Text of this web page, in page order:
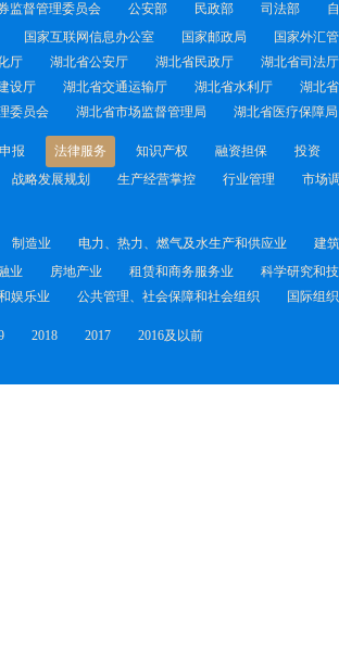
监督管理委员会 公安部 民政部 司法部
国家互联网信息办公室 国家邮政局 国家外汇
厅 湖北省公安厅 湖北省民政厅 湖北省司法厅
设厅 湖北省交通运输厅 湖北省水利厅 湖北
委员会 湖北省市场监督管理局 湖北省医疗保障局
报 法律服务 知识产权 融资担保 投资
战略发展规划 生产经营掌控 行业管理 市场
制造业 电力、热力、燃气及水生产和供应业 建
业 房地产业 租赁和商务服务业 科学研究和
娱乐业 公共管理、社会保障和社会组织 国际组织
2018 2017 2016及以前